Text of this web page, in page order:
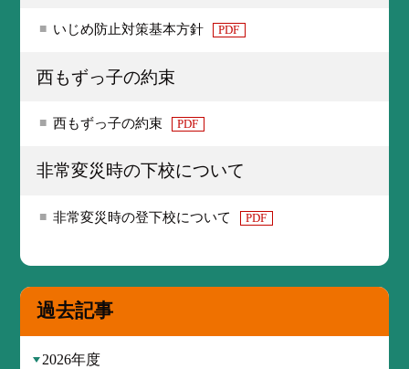
いじめ防止対策基本方針 PDF
西もずっ子の約束
西もずっ子の約束 PDF
非常変災時の下校について
非常変災時の登下校について PDF
過去記事
2026年度